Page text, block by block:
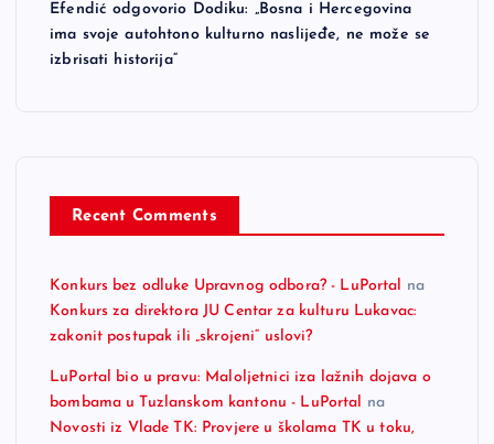
Efendić odgovorio Dodiku: „Bosna i Hercegovina
ima svoje autohtono kulturno naslijeđe, ne može se
izbrisati historija“
Recent Comments
Konkurs bez odluke Upravnog odbora? - LuPortal na
Konkurs za direktora JU Centar za kulturu Lukavac:
zakonit postupak ili „skrojeni“ uslovi?
LuPortal bio u pravu: Maloljetnici iza lažnih dojava o
bombama u Tuzlanskom kantonu - LuPortal na
Novosti iz Vlade TK: Provjere u školama TK u toku,